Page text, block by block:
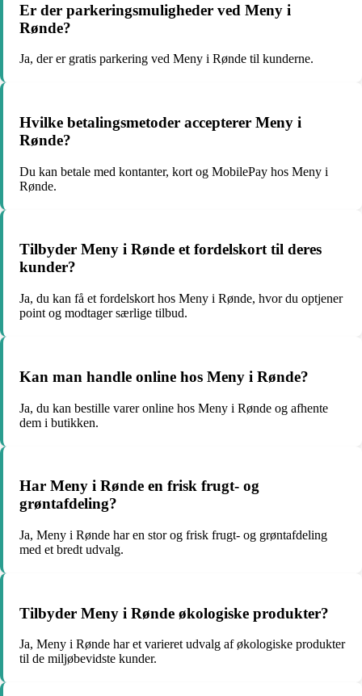
Er der parkeringsmuligheder ved Meny i
Rønde?
Ja, der er gratis parkering ved Meny i Rønde til kunderne.
Hvilke betalingsmetoder accepterer Meny i
Rønde?
Du kan betale med kontanter, kort og MobilePay hos Meny i
Rønde.
Tilbyder Meny i Rønde et fordelskort til deres
kunder?
Ja, du kan få et fordelskort hos Meny i Rønde, hvor du optjener
point og modtager særlige tilbud.
Kan man handle online hos Meny i Rønde?
Ja, du kan bestille varer online hos Meny i Rønde og afhente
dem i butikken.
Har Meny i Rønde en frisk frugt- og
grøntafdeling?
Ja, Meny i Rønde har en stor og frisk frugt- og grøntafdeling
med et bredt udvalg.
Tilbyder Meny i Rønde økologiske produkter?
Ja, Meny i Rønde har et varieret udvalg af økologiske produkter
til de miljøbevidste kunder.